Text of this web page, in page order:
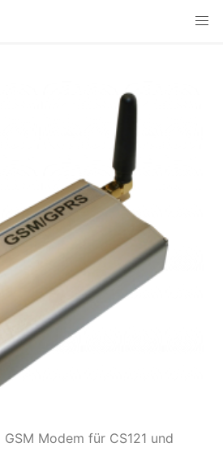
GSM Modem für CS121 und